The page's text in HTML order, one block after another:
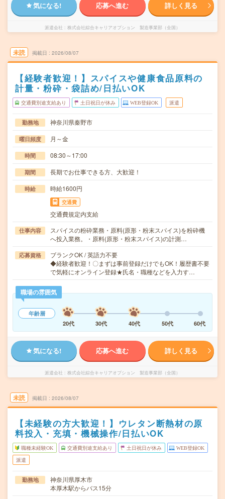
気になる! 応募へ進む 詳しく見る
派遣会社 株式会社綜合キャリアオプション 製造事業部（全国）
未読 掲載日 2026/08/07
【経験者歓迎！】スパイスや健康食品原料の
計量・粉砕・袋詰め/日払いOK
交通費別途支給あり 土日祝日が休み WEB登録OK 派遣
勤務地 神奈川県秦野市
曜日頻度 月～金
時間 08:30～17:00
期間 長期でお仕事できる方、大歓迎！
時給 時給1600円
交通費
交通費規定内支給
仕事内容
スパイスの粉砕業務・原料(原形・粉末スパイス)を粉砕機
へ投入業務。・原料(原形・粉末スパイス)の計測…
応募資格
ブランクOK / 英語力不要
◆経験者歓迎！〇まずは事前登録だけでもOK！履歴書不要
で気軽にオンライン登録★氏名・職種などを入力す…
職場の雰囲気
年齢層
20代
30代 40代 50代 60代
気になる! 応募へ進む 詳しく見る
派遣会社 株式会社綜合キャリアオプション 製造事業部（全国）
未読 掲載日 2026/08/07
【未経験の方大歓迎！】ウレタン断熱材の原
料投入・充填・機械操作/日払いOK
職種未経験OK 交通費別途支給あり 土日祝日が休み WEB登録OK
派遣
勤務地
神奈川県厚木市
本厚木駅からバス15分